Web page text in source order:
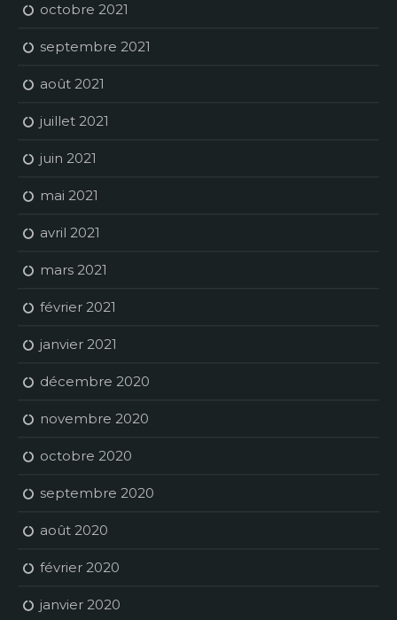
octobre 2021
septembre 2021
août 2021
juillet 2021
juin 2021
mai 2021
avril 2021
mars 2021
février 2021
janvier 2021
décembre 2020
novembre 2020
octobre 2020
septembre 2020
août 2020
février 2020
janvier 2020